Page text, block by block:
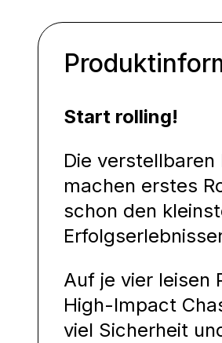
Start rolling!
Die
machen erstes
schon den
Auf je vier leisen
High-Impact
viel Sicherheit